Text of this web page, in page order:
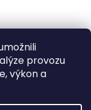
provozu
výkon a